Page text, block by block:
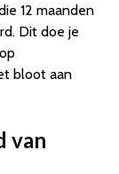
12 maanden
Dit doe je
bloot aan
van